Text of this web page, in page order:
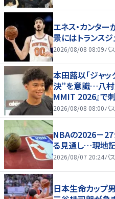
エネス・カンタ
景にはトランス
2026/08/08 08:09バ
本田蕗以「ジャ
決”を意識…八村
MMIT 2026』で
2026/08/08 08:00バ
NBAの2026－
る見通し…現地
2026/08/07 20:24バ
日本生命カップ